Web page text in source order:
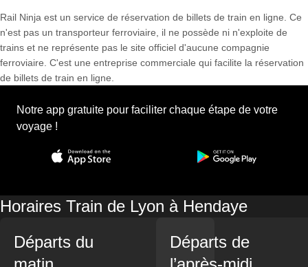
Rail Ninja est un service de réservation de billets de train en ligne. Ce
n'est pas un transporteur ferroviaire, il ne possède ni n'exploite de
trains et ne représente pas le site officiel d'aucune compagnie
ferroviaire. C'est une entreprise commerciale qui facilite la réservation
de billets de train en ligne.
Notre app gratuite pour faciliter chaque étape de votre
voyage !
Horaires Train de Lyon à Hendaye
Départs du
Départs de